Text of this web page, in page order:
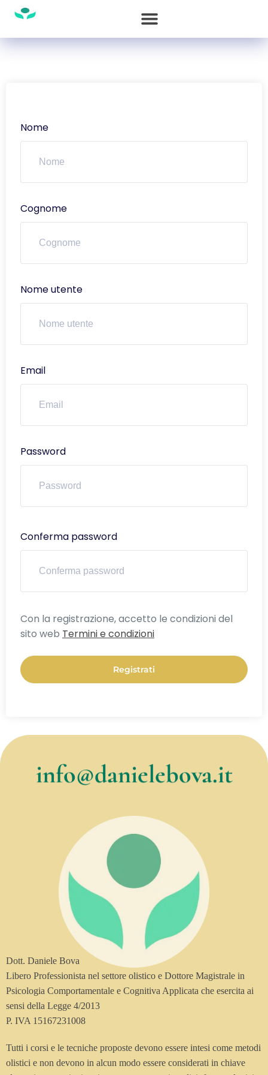
Nome
Cognome
Nome utente
Email
Password
Conferma password
Alternative:
Con la registrazione, accetto le condizioni del
sito web Termini e condizioni
Registrati
info@danielebova.it
Dott. Daniele Bova
Libero Professionista nel settore olistico e Dottore Magistrale in
Psicologia Comportamentale e Cognitiva Applicata che esercita ai
sensi della Legge 4/2013
P. IVA 15167231008
Tutti i corsi e le tecniche proposte devono essere intesi come metodi
olistici e non devono in alcun modo essere considerati in chiave